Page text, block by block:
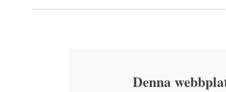
Denna